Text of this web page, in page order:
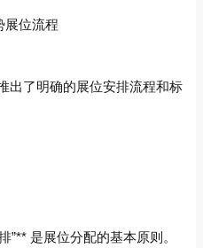
展位流程
出了明确的展位安排流程和标
”** 是展位分配的基本原则。